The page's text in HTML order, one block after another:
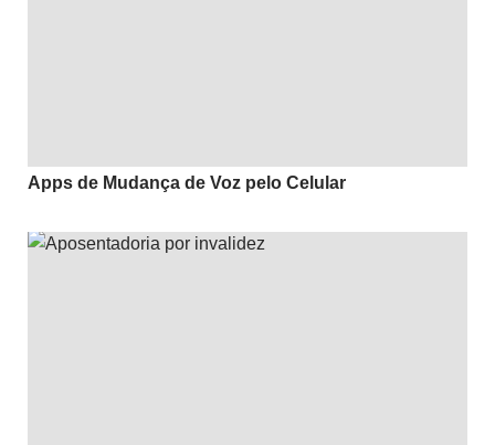
Apps de Mudança de Voz pelo Celular